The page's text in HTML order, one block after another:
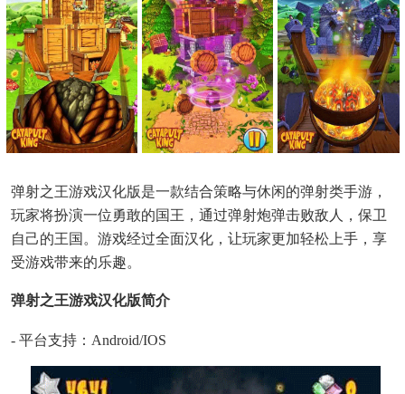
弹射之王游戏汉化版是一款结合策略与休闲的弹射类手游，
玩家将扮演一位勇敢的国王，通过弹射炮弹击败敌人，保卫
自己的王国。游戏经过全面汉化，让玩家更加轻松上手，享
受游戏带来的乐趣。
弹射之王游戏汉化版简介
- 平台支持：Android/iOS